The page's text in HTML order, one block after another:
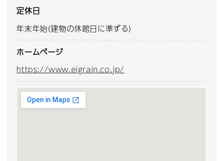
定休日
年末年始(建物の休館日に準ずる)
ホームページ
https://www.eigrain.co.jp/